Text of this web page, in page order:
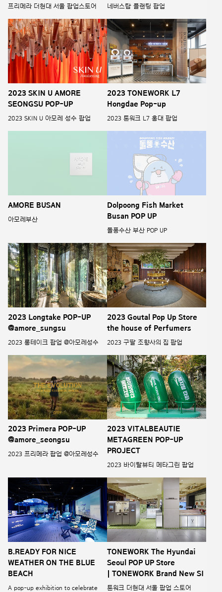
프리메라 더현대 서울 팝업스토어 네버스탑 플랜팅 팝업
2023 SKIN U AMORE
SEONGSU POP-UP
2023 SKIN U 아모레 성수 팝업
2023 TONEWORK L7
Hongdae Pop-up
2023 톤워크 L7 홍대 팝업
AMORE BUSAN
아모레부산
Dolpoong Fish Market
Busan POP UP
돌풍수산 부산 POP UP
2023 Longtake POP-UP
@amore_sungsu
2023 롱테이크 팝업 @아모레성수
2023 Goutal Pop Up Store
the house of Perfumers
2023 구딸 조향사의 집 팝업
2023 Primera POP-UP
@amore_seongsu
2023 프리메라 팝업 @아모레성수
2023 VITALBEAUTIE
METAGREEN POP-UP
PROJECT
2023 바이탈뷰티 메타그린 팝업
B.READY FOR NICE
WEATHER ON THE BLUE
BEACH
A pop-up exhibition to celebrate
TONEWORK The Hyundai
Seoul POP UP Store
| TONEWORK Brand New SI
톤워크 더현대 서울 팝업 스토어